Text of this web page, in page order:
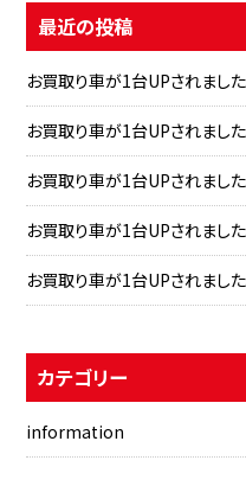
最近の投稿
お買取り車が1台UPされました
お買取り車が1台UPされました
お買取り車が1台UPされました
お買取り車が1台UPされました
お買取り車が1台UPされました
カテゴリー
information